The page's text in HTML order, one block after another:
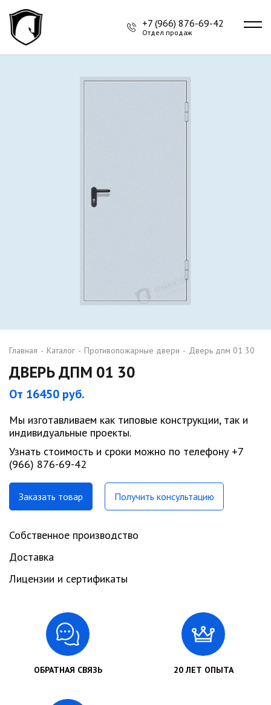
+7 (966) 876-69-42
Отдел продаж
Главная - Каталог - Противопожарные двери - Дверь дпм 01 30
ДВЕРЬ ДПМ 01 30
От 16450 руб.
Мы изготавливаем как типовые конструкции, так и
индивидуальные проекты.
Узнать стоимость и сроки можно по телефону +7
(966) 876-69-42
Заказать товар Получить консультацию
Собственное производство
Доставка
Лицензии и сертификаты
ОБРАТНАЯ СВЯЗЬ 20 ЛЕТ ОПЫТА